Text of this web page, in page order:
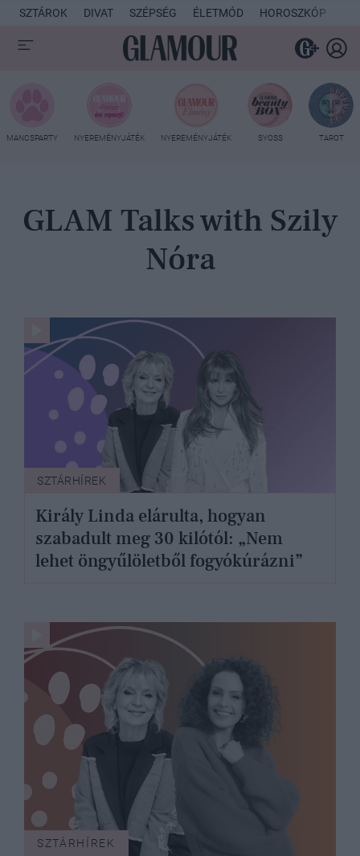
SZTÁROK DIVAT SZÉPSÉG ÉLETMÓD HOROSZKÓP
MANCSPARTY NYEREMÉNYJÁTÉK NYEREMÉNYJÁTÉK SYOSS TAROT
GLAM Talks with Szily
Nóra
SZTÁRHÍREK
Király Linda elárulta, hogyan
szabadult meg 30 kilótól: „Nem
lehet öngyűlöletből fogyókúrázni”
SZTÁRHÍREK